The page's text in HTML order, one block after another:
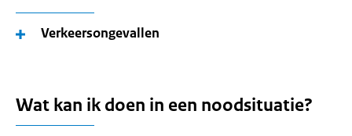
Verkeersongevallen
Wat kan ik doen in een noodsituatie?